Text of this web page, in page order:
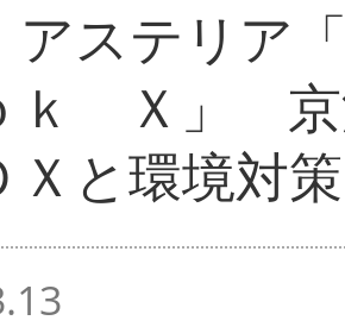
ステリア
ｋ Ｘ」 京
と環境対策